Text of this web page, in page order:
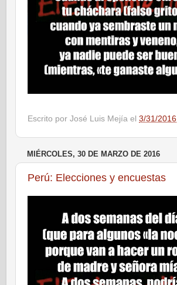
Escrito por José Luis Mejía el 3/31/2016
MIÉRCOLES, 30 DE MARZO DE 2016
Perú: Elecciones y encuestas